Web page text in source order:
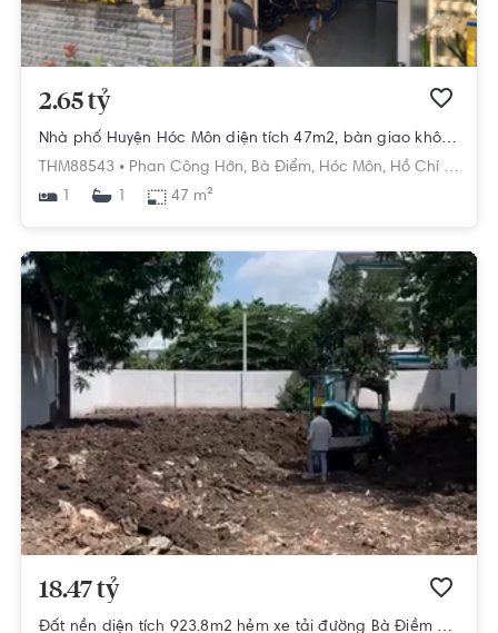
2.65 tỷ
Nhà phố Huyện Hóc Môn diện tích 47m2, bàn giao không có nội thất.
THM88543 • Phan Công Hớn, Bà Điểm, Hóc Môn, Hồ Chí Minh
1
1 47 m²
18.47 tỷ
Đất nền diện tích 923.8m2 hẻm xe tải đường Bà Điềm 12, gần chợ Bà Điểm.